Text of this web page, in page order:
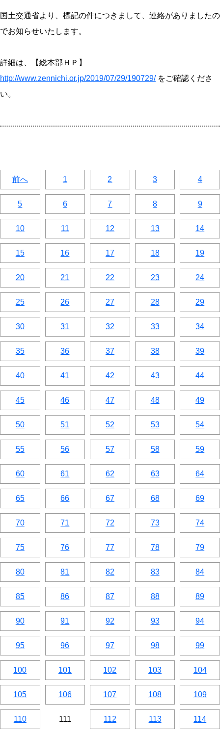
国土交通省より、標記の件につきまして、連絡がありましたの
でお知らせいたします。
詳細は、【総本部ＨＰ】
http://www.zennichi.or.jp/2019/07/29/190729/をご確認くださ
い。
前へ 1 2 3 4
5 6 7 8 9
10 11 12 13 14
15 16 17 18 19
20 21 22 23 24
25 26 27 28 29
30 31 32 33 34
35 36 37 38 39
40 41 42 43 44
45 46 47 48 49
50 51 52 53 54
55 56 57 58 59
60 61 62 63 64
65 66 67 68 69
70 71 72 73 74
75 76 77 78 79
80 81 82 83 84
85 86 87 88 89
90 91 92 93 94
95 96 97 98 99
100 101 102 103 104
105 106 107 108 109
110 111 112 113 114